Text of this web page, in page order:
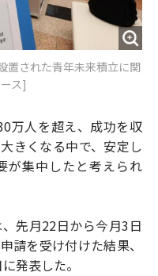
置された青年未来積立に関
ス]
万人を超え、成功を収
きくなる中で、安定し
が集中したと考えられ
先月22日から今月3日
請を受け付けた結果、
発表した。